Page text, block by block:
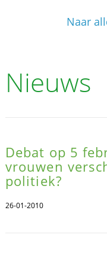
Naar
Nieuws
Debat op 5
vrouwen
politiek?
26-01-2010